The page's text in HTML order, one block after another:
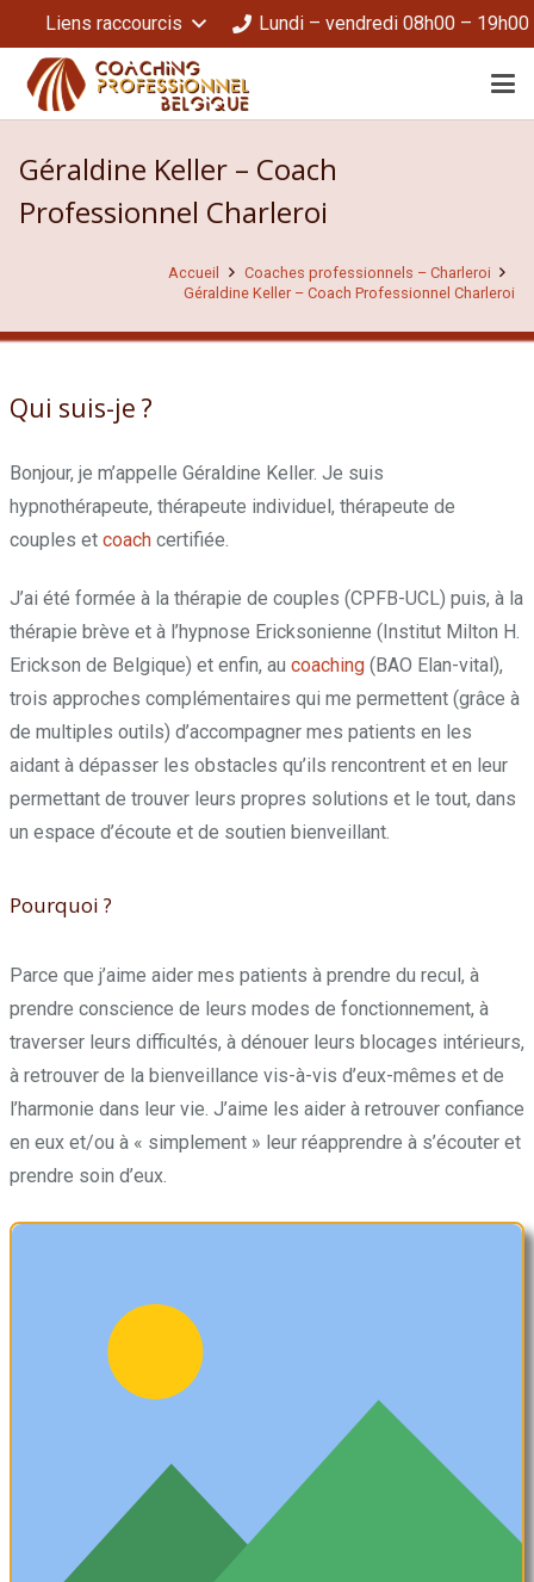
Liens raccourcis Lundi – vendredi 08h00 – 19h00
Géraldine Keller – Coach
Professionnel Charleroi
Accueil
Coaches professionnels – Charleroi
Géraldine Keller – Coach Professionnel Charleroi
Qui suis-je ?
Bonjour, je m’appelle Géraldine Keller. Je suis
hypnothérapeute, thérapeute individuel, thérapeute de
couples et coach certifiée.
J’ai été formée à la thérapie de couples (CPFB-UCL) puis, à la
thérapie brève et à l’hypnose Ericksonienne (Institut Milton H.
Erickson de Belgique) et enfin, au coaching (BAO Elan-vital),
trois approches complémentaires qui me permettent (grâce à
de multiples outils) d’accompagner mes patients en les
aidant à dépasser les obstacles qu’ils rencontrent et en leur
permettant de trouver leurs propres solutions et le tout, dans
un espace d’écoute et de soutien bienveillant.
Pourquoi ?
Parce que j’aime aider mes patients à prendre du recul, à
prendre conscience de leurs modes de fonctionnement, à
traverser leurs difficultés, à dénouer leurs blocages intérieurs,
à retrouver de la bienveillance vis-à-vis d’eux-mêmes et de
l’harmonie dans leur vie. J’aime les aider à retrouver confiance
en eux et/ou à « simplement » leur réapprendre à s’écouter et
prendre soin d’eux.